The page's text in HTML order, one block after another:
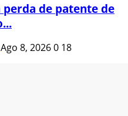
de patente de
Ago 8, 20260 18